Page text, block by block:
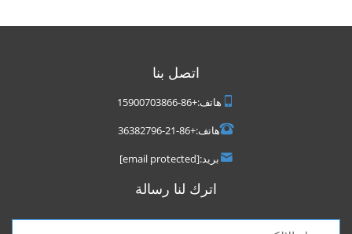
اتصل بنا
هاتف:+86-15900703866
هاتف:+86-21-36382796
بريد:[email protected]
اترك لنا رسالة